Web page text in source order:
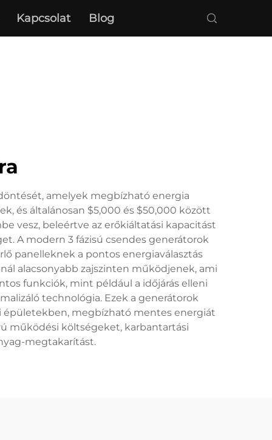
Kapcsolat Blog
amelyek megbízható energia
és általánosan $5,000 és $50,000 között
vesz, beleértve az erőkiáltatási kapacitást
A modern 3 fázisú csendes generátorok
panelleknek a pontos energiaválasztás
alacsonyabb zajszinten működjenek, ami
funkciók, mint például a időjárás elleni
technológia. Ezek a generátorok
épületekben, megbízható mentes energiát
működési költségeket, karbantartási
megtakarítást.